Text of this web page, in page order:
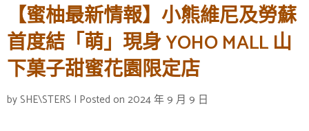
【蜜柚最新情報】小熊維尼及勞蘇
首度結「萌」現身 YOHO MALL 山
下菓子甜蜜花園限定店
by SHE\STERS | Posted on 2024 年 9 月 9 日